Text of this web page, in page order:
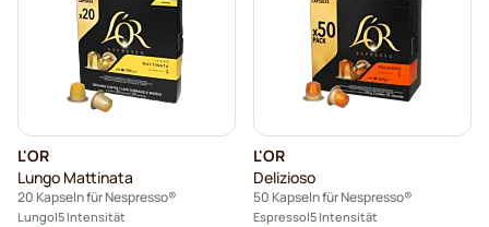
L'OR
Lungo Mattinata
20 Kapseln für Nespresso®
Lungo 5 Intensität
L'OR
Delizioso
50 Kapseln für Nespresso®
Espresso 5 Intensität